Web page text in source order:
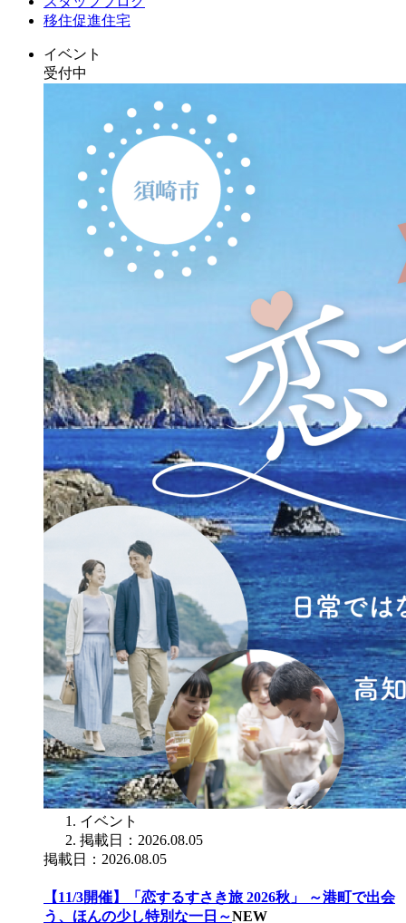
移住促進住宅
イベント
受付中
イベント
掲載日：2026.08.05
掲載日：2026.08.05
【11/3開催】「恋するすさき旅 2026秋」 ～港町で出会
う、ほんの少し特別な一日～NEW